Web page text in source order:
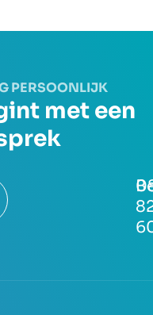
PERSOONLIJK
met een